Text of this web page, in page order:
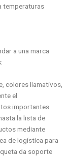
temperaturas
a una marca
colores llamativos,
el
importantes
la lista de
mediante
de logística para
da soporte